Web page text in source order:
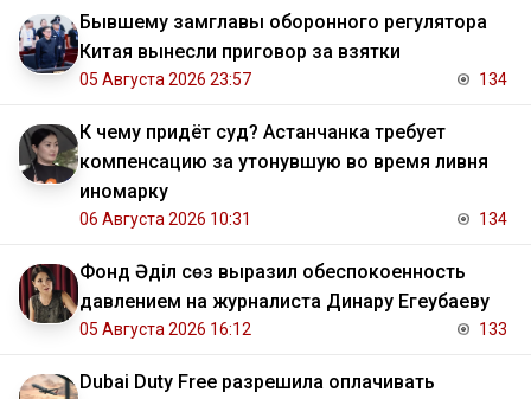
Бывшему замглавы оборонного регулятора
Китая вынесли приговор за взятки
05 Августа 2026 23:57 134
К чему придёт суд? Астанчанка требует
компенсацию за утонувшую во время ливня
иномарку
06 Августа 2026 10:31 134
Фонд Әділ сөз выразил обеспокоенность
давлением на журналиста Динару Егеубаеву
05 Августа 2026 16:12 133
Dubai Duty Free разрешила оплачивать